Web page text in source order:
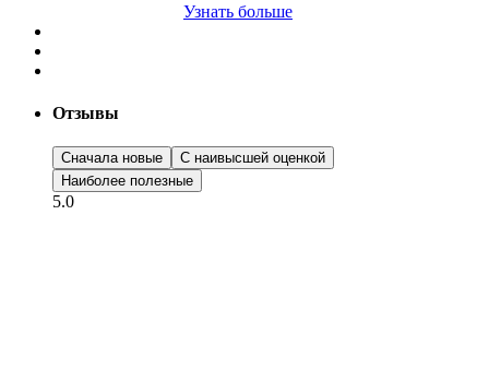
Узнать больше
Отзывы
Сначала новые
С наивысшей оценкой
Наиболее полезные
5.0